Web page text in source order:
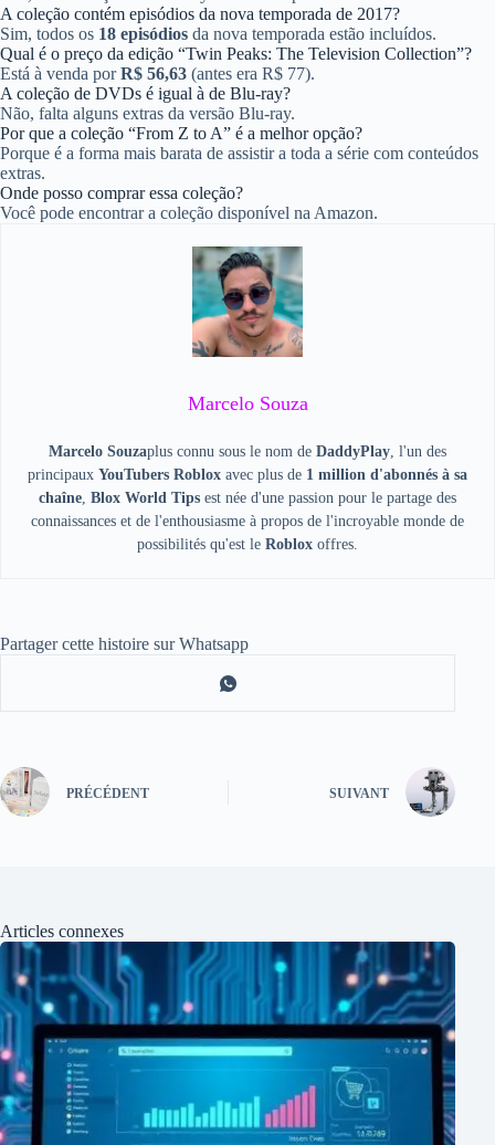
A coleção contém episódios da nova temporada de 2017?
Sim, todos os 18 episódios da nova temporada estão incluídos.
Qual é o preço da edição “Twin Peaks: The Television Collection”?
Está à venda porR$ 56,63 (antes era R$ 77).
A coleção de DVDs é igual à de Blu-ray?
Não, falta alguns extras da versão Blu-ray.
Por que a coleção “From Z to A” é a melhor opção?
Porque é a forma mais barata de assistir a toda a série com conteúdos
extras.
Onde posso comprar essa coleção?
Você pode encontrar a coleção disponível na Amazon.
Marcelo Souza
Marcelo Souzaplus connu sous le nom de DaddyPlay, l'un des
principaux YouTubers Roblox avec plus de 1 million d'abonnés à sa
chaîne, Blox World Tips est née d'une passion pour le partage des
connaissances et de l'enthousiasme à propos de l'incroyable monde de
possibilités qu'est le Roblox offres.
Partager cette histoire sur Whatsapp
PRÉCÉDENT SUIVANT
Articles connexes